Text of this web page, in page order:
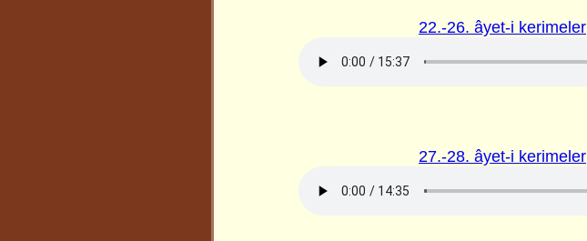
22.-26. âyet-i kerimeler
27.-28. âyet-i kerimeler